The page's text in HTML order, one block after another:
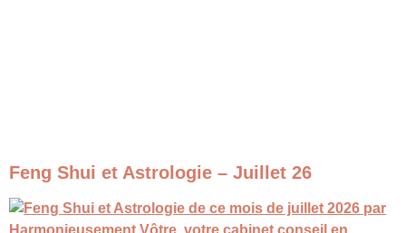
Feng Shui et Astrologie – Juillet 26